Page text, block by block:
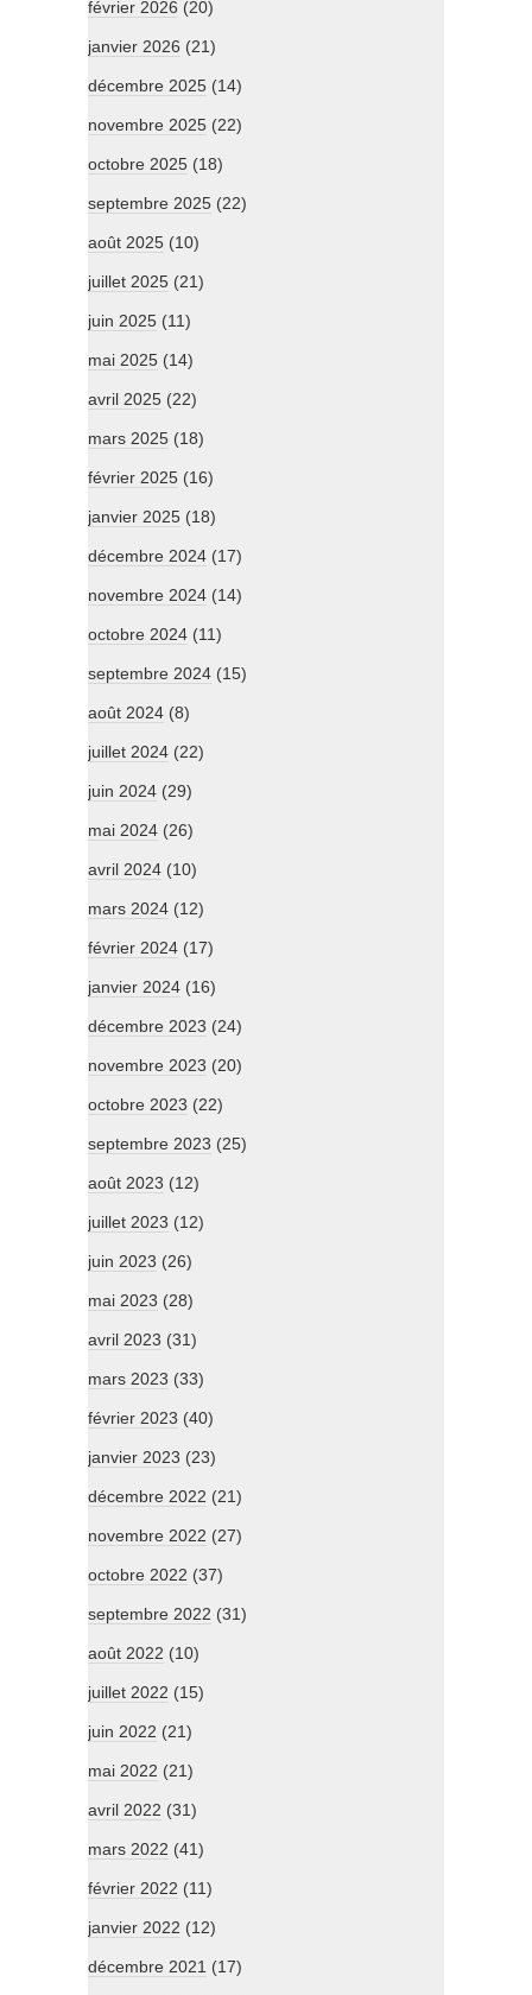
février 2026 (20)
janvier 2026 (21)
décembre 2025 (14)
novembre 2025 (22)
octobre 2025 (18)
septembre 2025 (22)
août 2025 (10)
juillet 2025 (21)
juin 2025 (11)
mai 2025 (14)
avril 2025 (22)
mars 2025 (18)
février 2025 (16)
janvier 2025 (18)
décembre 2024 (17)
novembre 2024 (14)
octobre 2024 (11)
septembre 2024 (15)
août 2024 (8)
juillet 2024 (22)
juin 2024 (29)
mai 2024 (26)
avril 2024 (10)
mars 2024 (12)
février 2024 (17)
janvier 2024 (16)
décembre 2023 (24)
novembre 2023 (20)
octobre 2023 (22)
septembre 2023 (25)
août 2023 (12)
juillet 2023 (12)
juin 2023 (26)
mai 2023 (28)
avril 2023 (31)
mars 2023 (33)
février 2023 (40)
janvier 2023 (23)
décembre 2022 (21)
novembre 2022 (27)
octobre 2022 (37)
septembre 2022 (31)
août 2022 (10)
juillet 2022 (15)
juin 2022 (21)
mai 2022 (21)
avril 2022 (31)
mars 2022 (41)
février 2022 (11)
janvier 2022 (12)
décembre 2021 (17)